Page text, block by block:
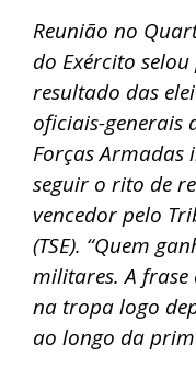
Reunião no
do Exército
resultado das
oficiais-generais
Forças Armadas
seguir o rito de
vencedor pelo
(TSE). “Quem
militares. A frase
na tropa logo
ao longo da